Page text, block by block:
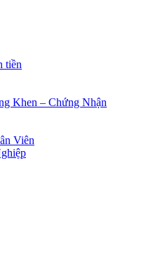
tiền
Khen – Chứng Nhận
Viên